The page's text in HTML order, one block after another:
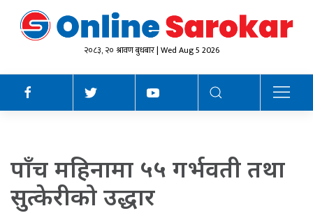
२०८३, २० श्रावण बुधबार | Wed Aug 5 2026
पाँच महिनामा ५५ गर्भवती तथा
सुत्केरीको उद्धार